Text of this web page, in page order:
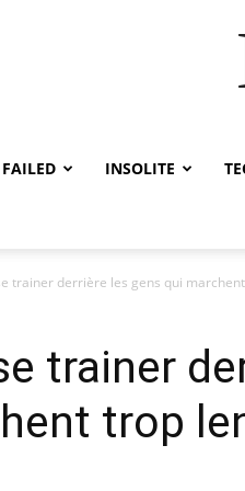
FAILED INSOLITE
trainer derrière les gens qui
trainer
trop